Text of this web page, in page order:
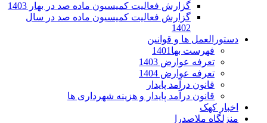
گزارش فعالیت کمیسیون ماده صد در بهار 1403
گزارش فعالیت کمیسیون ماده صد در سال
1402
دستورالعمل ها و قوانین
فهرست بها1401
تعرفه عوارض 1403
تعرفه عوارض 1404
قانون درآمد پایدار
قانون درآمد پایدار و هزینه شهرداری ها
اخبار کهک
منزلگاه ملاصدرا